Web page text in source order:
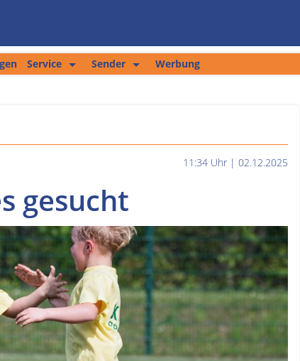
Service
Sender
Werbung
11:34 Uhr | 02.12.2025
gesucht
Kultur im Altenburger Land Thüringen.TV